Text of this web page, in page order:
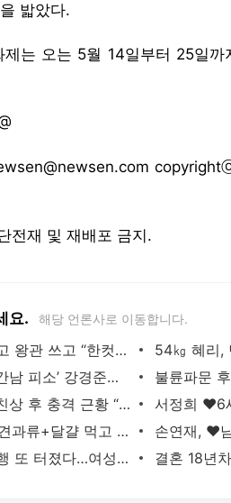
밟았다.
는 오는 5월 14일부터 25일까
전재 및 재배포 금지.
요. 해당 언론사로 이동합니다.
송혜교, 바닥에 앉고 눕고 왕관 쓰고 “한컷 한컷이 작품, 지금이 리즈”
사랑꾼 이미지 박살 ‘상간남 피소’ 강경준→최정원 불륜 논란 속 잠적한 이들
박철, 옥소리와 이혼·부친상 후 충격 근황 “꿈에 父 나와…무당하라고”
엄정화 다이어트 고충 “견과류+달걀 먹고 44㎏까지 뺐더니 죽을 뻔” (엄정화TV)
버닝썬 승리, 추악한 만행 또 터졌다…여성 강제로 끌고가며 손찌검 제스처